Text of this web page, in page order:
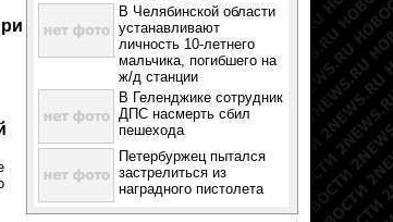
В Челябинской области
устанавливают
личность 10-летнего
мальчика, погибшего на
ж/д станции
В Геленджике сотрудник
ДПС насмерть сбил
пешехода
Петербуржец пытался
застрелиться из
наградного пистолета